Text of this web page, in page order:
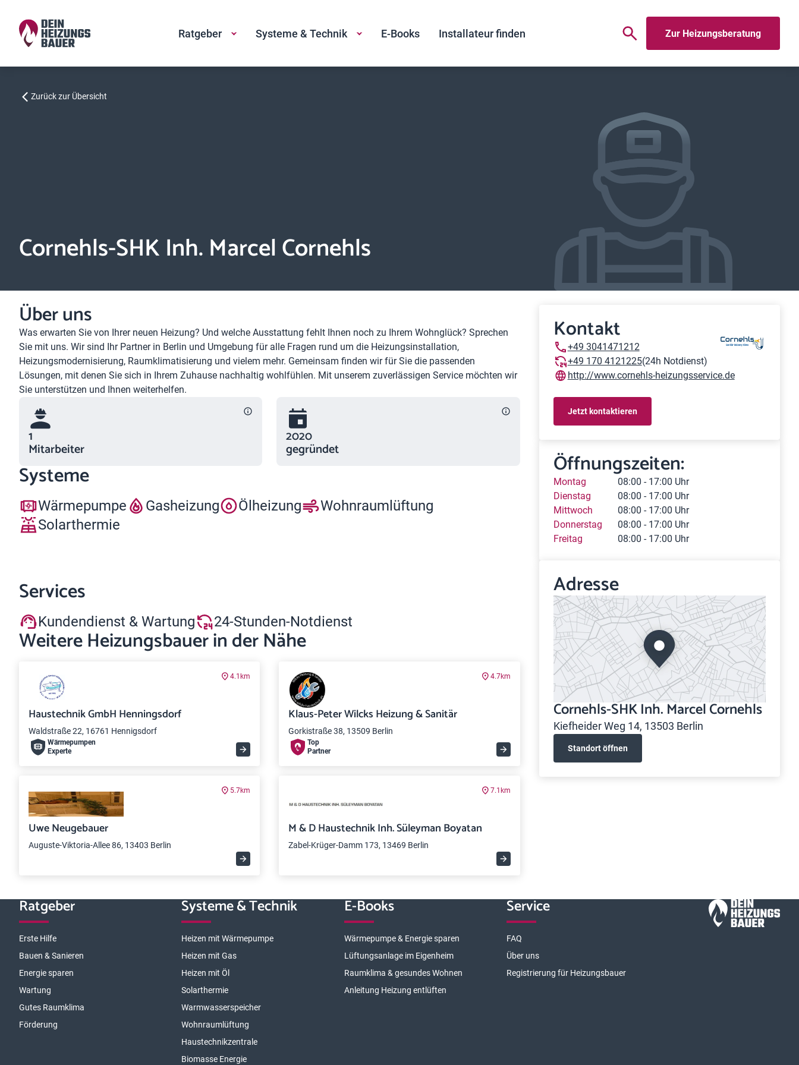
Ratgeber Systeme & Technik E-Books Installateur finden Zur Heizungsberatung
Zurück zur Übersicht
Cornehls-SHK Inh. Marcel Cornehls
Über uns
Was erwarten Sie von Ihrer neuen Heizung? Und welche Ausstattung fehlt Ihnen noch zu Ihrem Wohnglück? Sprechen
Sie mit uns. Wir sind Ihr Partner in Berlin und Umgebung für alle Fragen rund um die Heizungsinstallation,
Heizungsmodernisierung, Raumklimatisierung und vielem mehr. Gemeinsam finden wir für Sie die passenden
Lösungen, mit denen Sie sich in Ihrem Zuhause nachhaltig wohlfühlen. Mit unserem zuverlässigen Service möchten wir
Sie unterstützen und Ihnen weiterhelfen.
1
Mitarbeiter
2020
gegründet
Systeme
Wärmepumpe Gasheizung Ölheizung
Wohnraumlüftung
Solarthermie
Services
Kundendienst & Wartung 24-Stunden-Notdienst
Weitere Heizungsbauer in der Nähe
4.1km
Haustechnik GmbH Henningsdorf
Waldstraße 22, 16761 Hennigsdorf
Wärme­pumpen
Experte
4.7km
Klaus-Peter Wilcks Heizung & Sanitär
Gorkistraße 38, 13509 Berlin
Top
Partner
5.7km
Uwe Neugebauer
Auguste-Viktoria-Allee 86, 13403 Berlin
7.1km
M & D Haustechnik Inh. Süleyman Boyatan
Zabel-Krüger-Damm 173, 13469 Berlin
Kontakt
+49 3041471212
+49 170 4121225(24h Notdienst)
http://www.cornehls-heizungsservice.de
Jetzt kontaktieren
Öffnungszeiten:
Montag
08:00 - 17:00 Uhr
Dienstag
08:00 - 17:00 Uhr
Mittwoch
08:00 - 17:00 Uhr
Donnerstag
08:00 - 17:00 Uhr
Freitag
08:00 - 17:00 Uhr
Adresse
Cornehls-SHK Inh. Marcel Cornehls
Kiefheider Weg 14, 13503 Berlin
Standort öffnen
Ratgeber
Erste Hilfe
Bauen & Sanieren
Energie sparen
Wartung
Gutes Raumklima
Förderung
Systeme & Technik
Heizen mit Wärmepumpe
Heizen mit Gas
Heizen mit Öl
Solarthermie
Warmwasserspeicher
Wohnraumlüftung
Haustechnikzentrale
Biomasse Energie
E-Books
Wärmepumpe & Energie sparen
Lüftungsanlage im Eigenheim
Raumklima & gesundes Wohnen
Anleitung Heizung entlüften
Service
FAQ
Über uns
Registrierung für Heizungsbauer